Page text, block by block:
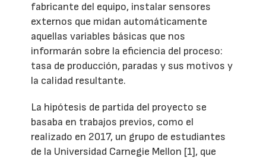
fabricante del equipo, instalar sensores
externos que midan automáticamente
aquellas variables básicas que nos
informarán sobre la eficiencia del proceso:
tasa de producción, paradas y sus motivos y
la calidad resultante.
La hipótesis de partida del proyecto se
basaba en trabajos previos, como el
realizado en 2017, un grupo de estudiantes
de la Universidad Carnegie Mellon [1], que